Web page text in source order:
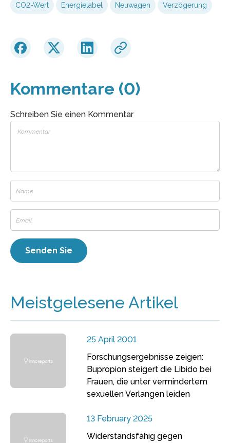
CO2-Wert Energielabel Neuwagen Verzögerung
Kommentare (0)
Schreiben Sie einen Kommentar
Meistgelesene Artikel
25 April 2001
Forschungsergebnisse zeigen:
Bupropion steigert die Libido bei
Frauen, die unter vermindertem
sexuellen Verlangen leiden
13 February 2025
Widerstandsfähig gegen